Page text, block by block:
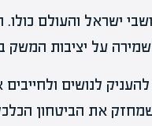
ישראל והעולם כולו.
על יציבות המשק
לנושים
את הביטחון